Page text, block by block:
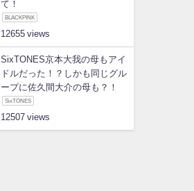
て！
BLACKPINK
12655
SixTONES京本大我の母もアイ
ドルだった！？しかも同じグル
ープに佐久間大介の母も？！
SixTONES
12507